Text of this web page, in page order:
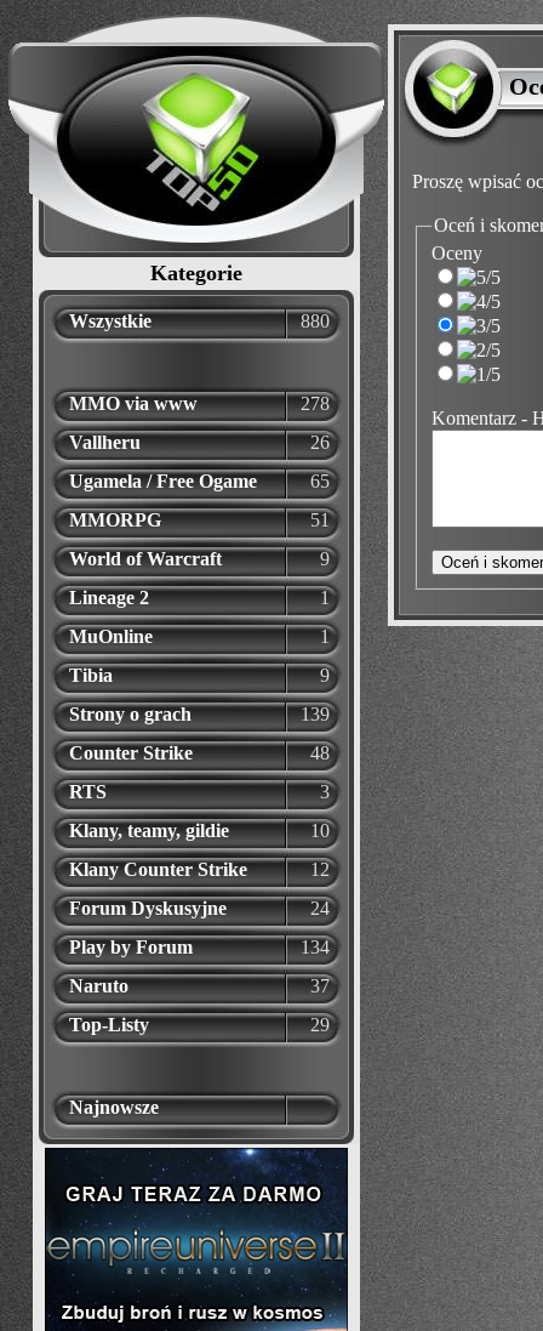
Kategorie
Wszystkie 880
MMO via www
278
Vallheru
26
Ugamela / Free Ogame
65
MMORPG
51
World of Warcraft
9
Lineage 2
1
MuOnline
1
Tibia
9
Strony o grach
139
Counter Strike
48
RTS
3
Klany, teamy, gildie
10
Klany Counter Strike
12
Forum Dyskusyjne
24
Play by Forum
134
Naruto
37
Top-Listy
29
Najnowsze
Proszę wpisać
Oceń i
Oceny
Komentarz -